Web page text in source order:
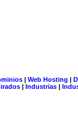
| Web Hosting |
| Industrias |